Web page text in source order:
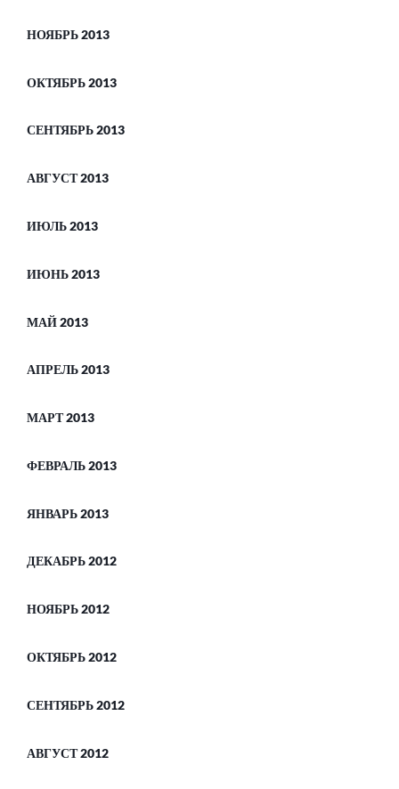
НОЯБРЬ 2013
ОКТЯБРЬ 2013
СЕНТЯБРЬ 2013
АВГУСТ 2013
ИЮЛЬ 2013
ИЮНЬ 2013
МАЙ 2013
АПРЕЛЬ 2013
МАРТ 2013
ФЕВРАЛЬ 2013
ЯНВАРЬ 2013
ДЕКАБРЬ 2012
НОЯБРЬ 2012
ОКТЯБРЬ 2012
СЕНТЯБРЬ 2012
АВГУСТ 2012